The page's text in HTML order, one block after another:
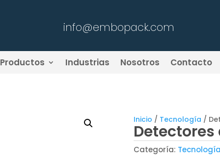
info@embopack.com
Productos Industrias Nosotros Contacto
Inicio / Tecnología /
Detectores
Categoría: Tecnología